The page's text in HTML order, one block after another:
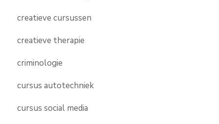
creatieve cursussen
creatieve therapie
criminologie
cursus autotechniek
cursus social media